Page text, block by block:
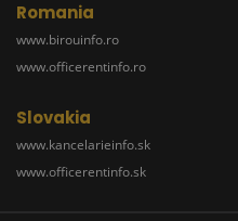
Romania
www.birouinfo.ro
www.officerentinfo.ro
Slovakia
www.kancelarieinfo.sk
www.officerentinfo.sk